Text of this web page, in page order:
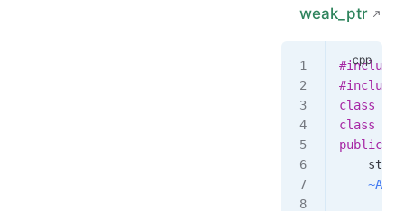
weak_ptr
#include
#include
class
class
public:
    ~A